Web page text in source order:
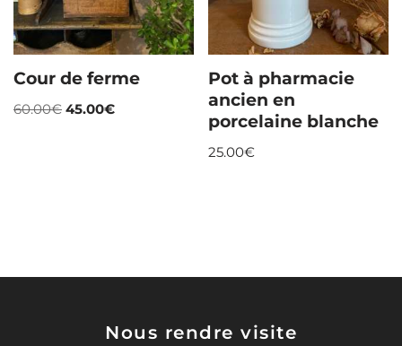
Cour de ferme
60.00€ 45.00€
Pot à pharmacie
ancien en
porcelaine blanche
25.00€
Nous rendre visite